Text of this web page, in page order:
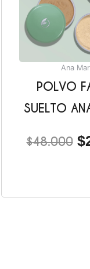
Ana
POLVO
SUELTO
$48.000 $